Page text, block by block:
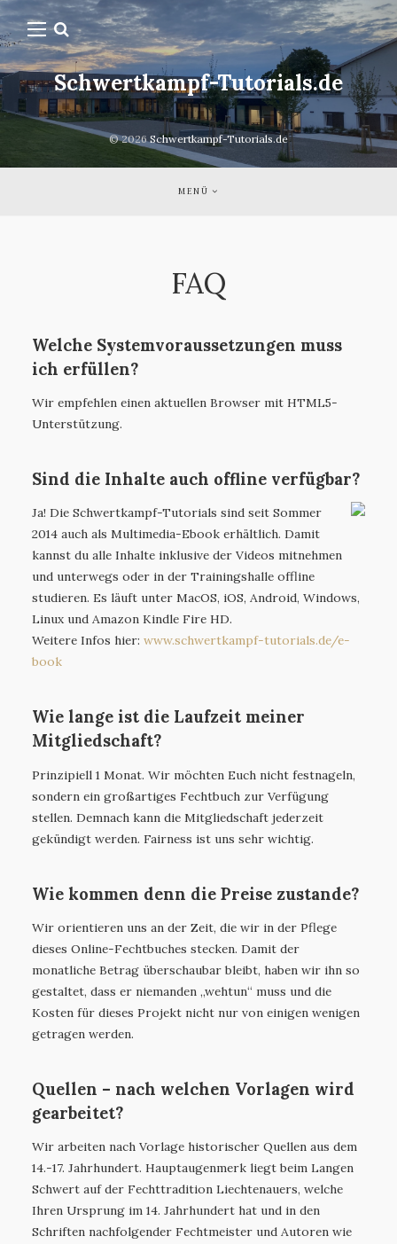
Schwertkampf-Tutorials.de
© 2026Schwertkampf-Tutorials.de
MENÜ
FAQ
Welche Systemvoraussetzungen muss
ich erfüllen?
Wir empfehlen einen aktuellen Browser mit HTML5-
Unterstützung.
Sind die Inhalte auch offline verfügbar?
Ja! Die Schwertkampf-Tutorials sind seit Sommer
2014 auch als Multimedia-Ebook erhältlich. Damit
kannst du alle Inhalte inklusive der Videos mitnehmen
und unterwegs oder in der Trainingshalle offline
studieren. Es läuft unter MacOS, iOS, Android, Windows,
Linux und Amazon Kindle Fire HD.
Weitere Infos hier: www.schwertkampf-tutorials.de/e-
book
Wie lange ist die Laufzeit meiner
Mitgliedschaft?
Prinzipiell 1 Monat. Wir möchten Euch nicht festnageln,
sondern ein großartiges Fechtbuch zur Verfügung
stellen. Demnach kann die Mitgliedschaft jederzeit
gekündigt werden. Fairness ist uns sehr wichtig.
Wie kommen denn die Preise zustande?
Wir orientieren uns an der Zeit, die wir in der Pflege
dieses Online-Fechtbuches stecken. Damit der
monatliche Betrag überschaubar bleibt, haben wir ihn so
gestaltet, dass er niemanden „wehtun“ muss und die
Kosten für dieses Projekt nicht nur von einigen wenigen
getragen werden.
Quellen – nach welchen Vorlagen wird
gearbeitet?
Wir arbeiten nach Vorlage historischer Quellen aus dem
14.-17. Jahrhundert. Hauptaugenmerk liegt beim Langen
Schwert auf der Fechttradition Liechtenauers, welche
Ihren Ursprung im 14. Jahrhundert hat und in den
Schriften nachfolgender Fechtmeister und Autoren wie